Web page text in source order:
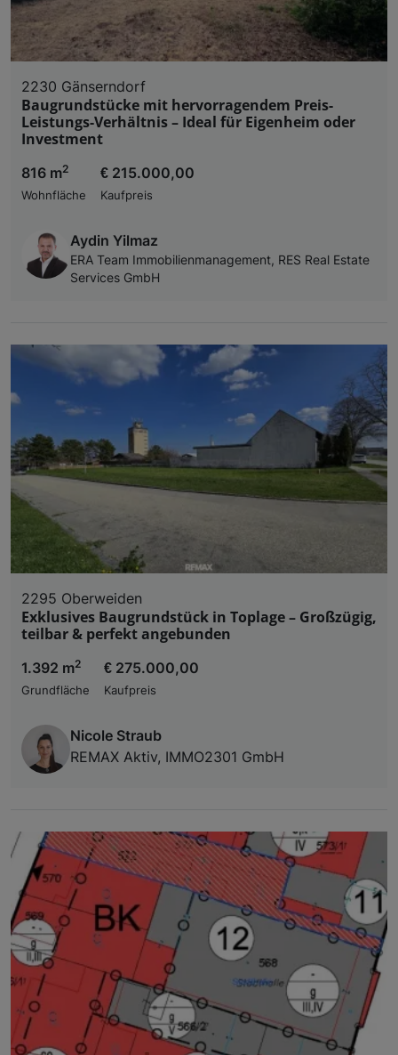
2230 Gänserndorf
Baugrundstücke mit hervorragendem Preis-
Leistungs-Verhältnis – Ideal für Eigenheim oder
Investment
816 m2
Wohnfläche
€ 215.000,00
Kaufpreis
Aydin Yilmaz
ERA Team Immobilienmanagement, RES Real Estate
Services GmbH
2295 Oberweiden
Exklusives Baugrundstück in Toplage – Großzügig,
teilbar & perfekt angebunden
1.392 m2
Grundfläche
€ 275.000,00
Kaufpreis
Nicole Straub
REMAX Aktiv, IMMO2301 GmbH